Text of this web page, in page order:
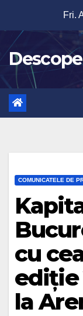
content
Fri.
COMUNICATELE DE
cu
ediție
la